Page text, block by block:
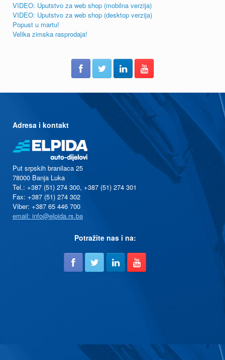
VIDEO: Uputstvo za web shop (mobilna verzija)
VIDEO: Uputstvo za web shop (desktop verzija)
Popust u martu!
Velika zimska rasprodaja!
Adresa i kontakt
Put srpskih branilaca 25
78000 Banja Luka
Tel.: +387 (51) 274 300, +387 (51) 274 301
Fax: +387 (51) 274 302
Viber: +387 65 446 700
email: info@elpida.rs.ba
Potražite nas i na: